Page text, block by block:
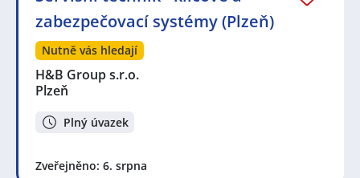
zabezpečovací systémy (Plzeň)
Nutně vás hledají
H&B Group s.r.o.
Plzeň
Plný úvazek
Zveřejněno: 6. srpna